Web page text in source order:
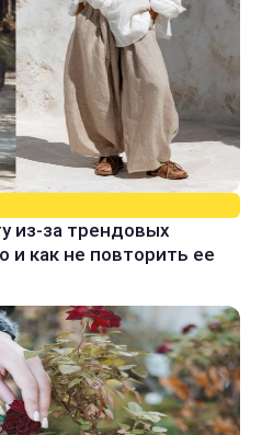
из-за трендовых
и как не повторить ее